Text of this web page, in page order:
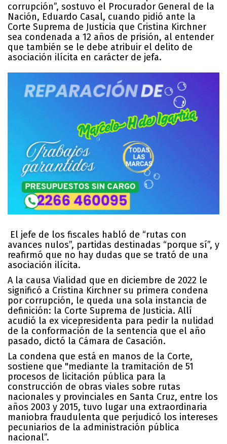
corrupción”, sostuvo el Procurador General de la
Nación, Eduardo Casal, cuando pidió ante la
Corte Suprema de Justicia que Cristina Kirchner
sea condenada a 12 años de prisión, al entender
que también se le debe atribuir el delito de
asociación ilícita en carácter de jefa.
El jefe de los fiscales habló de “rutas con
avances nulos”, partidas destinadas “porque sí”, y
reafirmó que no hay dudas que se trató de una
asociación ilícita.
A la causa Vialidad que en diciembre de 2022 le
significó a Cristina Kirchner su primera condena
por corrupción, le queda una sola instancia de
definición: la Corte Suprema de Justicia. Allí
acudió la ex vicepresidenta para pedir la nulidad
de la conformación de la sentencia que el año
pasado, dictó la Cámara de Casación.
La condena que está en manos de la Corte,
sostiene que "mediante la tramitación de 51
procesos de licitación pública para la
construcción de obras viales sobre rutas
nacionales y provinciales en Santa Cruz, entre los
años 2003 y 2015, tuvo lugar una extraordinaria
maniobra fraudulenta que perjudicó los intereses
pecuniarios de la administración pública
nacional”.